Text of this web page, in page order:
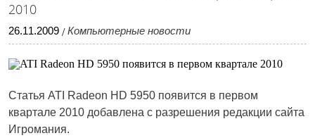
2010
26.11.2009 / Компьютерные новости
Статья ATI Radeon HD 5950 появится в первом
квартале 2010 добавлена с разрешения редакции сайта
Игромания.